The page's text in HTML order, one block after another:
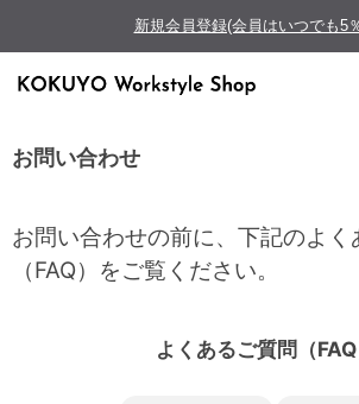
新規会員登録(会員はいつでも5
お問い合わせ
お問い合わせの前に、下記のよく
（FAQ）をご覧ください。
よくあるご質問（FAQ